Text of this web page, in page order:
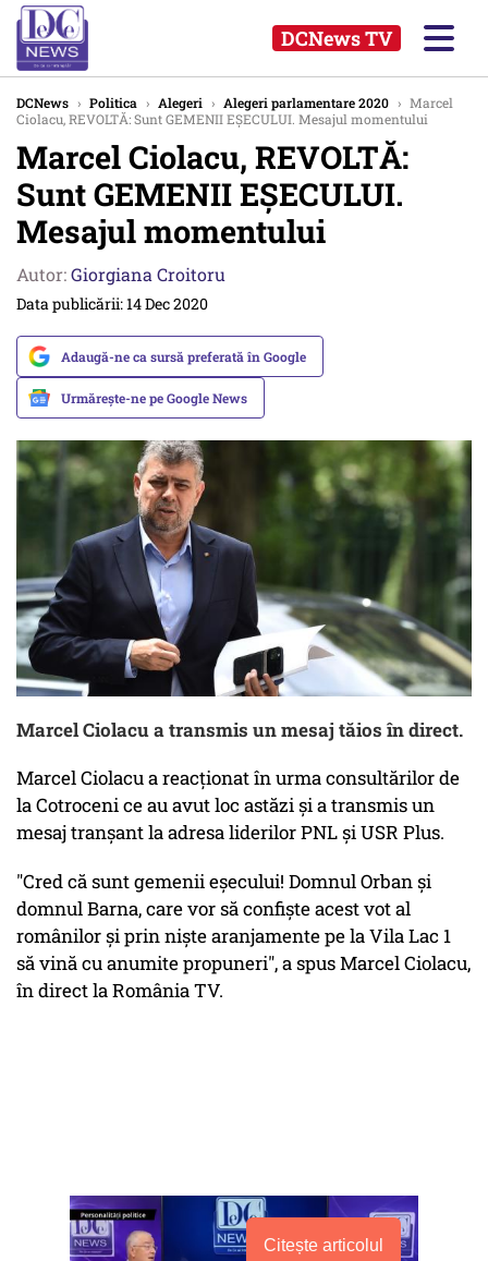
DCNews TV
DCNews › Politica › Alegeri › Alegeri parlamentare 2020 › Marcel
Ciolacu, REVOLTĂ: Sunt GEMENII EȘECULUI. Mesajul momentului
Marcel Ciolacu, REVOLTĂ:
Sunt GEMENII EȘECULUI.
Mesajul momentului
Autor:Giorgiana Croitoru
Data publicării: 14 Dec 2020
Adaugă-ne ca sursă preferată în Google
Urmărește-ne pe Google News
Marcel Ciolacu a transmis un mesaj tăios în direct.
Marcel Ciolacu a reacționat în urma consultărilor de
la Cotroceni ce au avut loc astăzi și a transmis un
mesaj tranșant la adresa liderilor PNL și USR Plus.
"Cred că sunt gemenii eșecului! Domnul Orban și
domnul Barna, care vor să confiște acest vot al
românilor și prin niște aranjamente pe la Vila Lac 1
să vină cu anumite propuneri", a spus Marcel Ciolacu,
în direct la România TV.
Citește articolul